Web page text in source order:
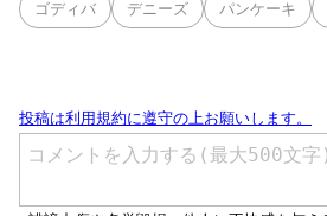
ゴディバ デニーズ パンケーキ